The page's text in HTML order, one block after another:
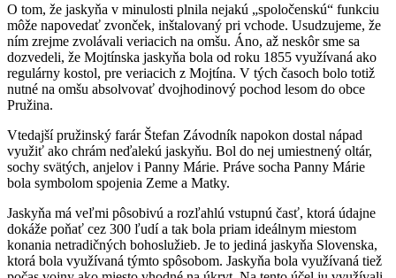
O tom, že jaskyňa v minulosti plnila nejakú „spoločenskú“ funkciu
môže napovedať zvonček, inštalovaný pri vchode. Usudzujeme, že
ním zrejme zvolávali veriacich na omšu. Áno, až neskôr sme sa
dozvedeli, že Mojtínska jaskyňa bola od roku 1855 využívaná ako
regulárny kostol, pre veriacich z Mojtína. V tých časoch bolo totiž
nutné na omšu absolvovať dvojhodinový pochod lesom do obce
Pružina.
Vtedajší pružinský farár Štefan Závodník napokon dostal nápad
využiť ako chrám neďalekú jaskyňu. Bol do nej umiestnený oltár,
sochy svätých, anjelov i Panny Márie. Práve socha Panny Márie
bola symbolom spojenia Zeme a Matky.
Jaskyňa má veľmi pôsobivú a rozľahlú vstupnú časť, ktorá údajne
dokáže poňať cez 300 ľudí a tak bola priam ideálnym miestom
konania netradičných bohoslužieb. Je to jediná jaskyňa Slovenska,
ktorá bola využívaná týmto spôsobom. Jaskyňa bola využívaná tiež